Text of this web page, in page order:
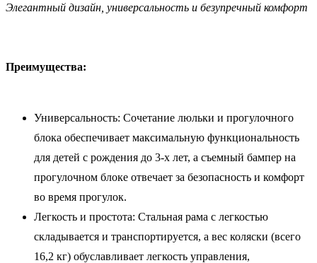
Элегантный дизайн, универсальность и безупречный комфорт
Преимущества:
Универсальность: Сочетание люльки и прогулочного
блока обеспечивает максимальную функциональность
для детей с рождения до 3-х лет, а съемный бампер на
прогулочном блоке отвечает за безопасность и комфорт
во время прогулок.
Легкость и простота: Стальная рама с легкостью
складывается и транспортируется, а вес коляски (всего
16,2 кг) обуславливает легкость управления,